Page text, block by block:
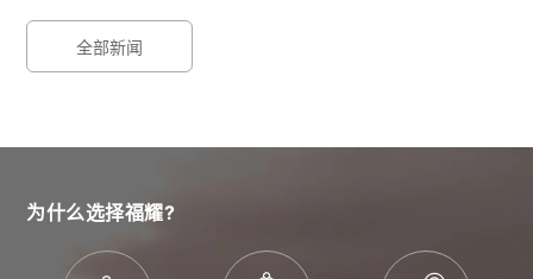
全部新闻
为什么选择福耀?